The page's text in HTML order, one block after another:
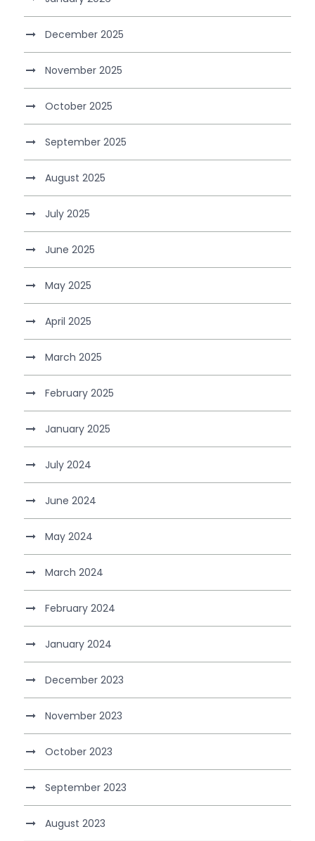
December 2025
November 2025
October 2025
September 2025
August 2025
July 2025
June 2025
May 2025
April 2025
March 2025
February 2025
January 2025
July 2024
June 2024
May 2024
March 2024
February 2024
January 2024
December 2023
November 2023
October 2023
September 2023
August 2023